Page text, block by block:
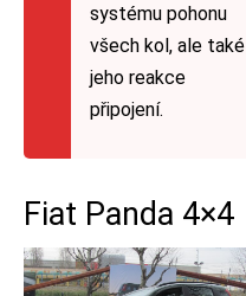
systému pohonu
všech kol, ale také
jeho reakce
připojení.
Fiat Panda 4×4